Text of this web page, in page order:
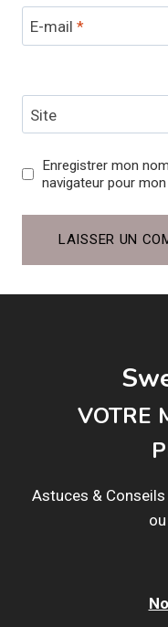
E-mail *
Site
Enregistrer mon
navigateur pour
VOTRE
Astuces &